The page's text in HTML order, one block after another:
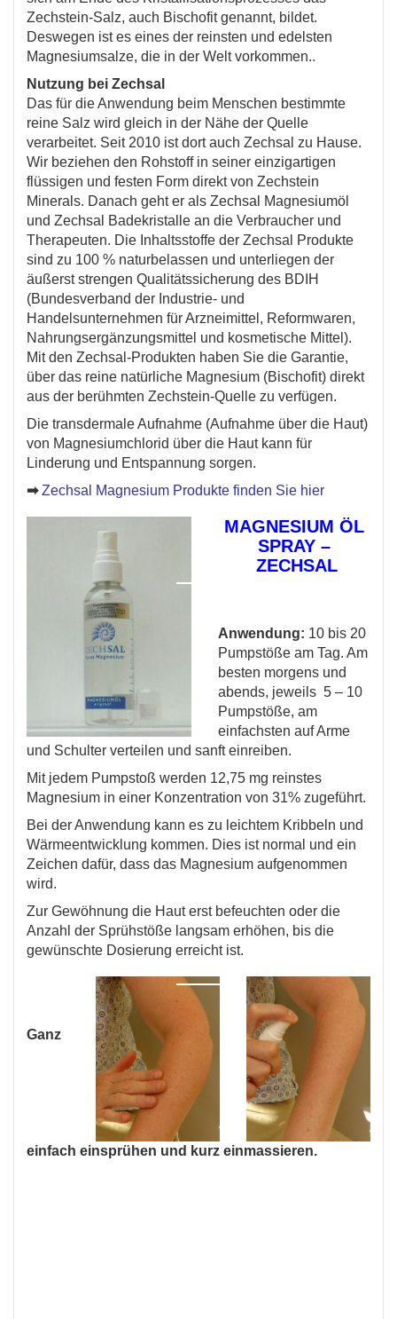
Zechstein-Salz, auch Bischofit genannt, bildet.
Deswegen ist es eines der reinsten und edelsten
Magnesiumsalze, die in der Welt vorkommen..
Nutzung bei Zechsal
Das für die Anwendung beim Menschen bestimmte
reine Salz wird gleich in der Nähe der Quelle
verarbeitet. Seit 2010 ist dort auch Zechsal zu Hause.
Wir beziehen den Rohstoff in seiner einzigartigen
flüssigen und festen Form direkt von Zechstein
Minerals. Danach geht er als Zechsal Magnesiumöl
und Zechsal Badekristalle an die Verbraucher und
Therapeuten. Die Inhaltsstoffe der Zechsal Produkte
sind zu 100 % naturbelassen und unterliegen der
äußerst strengen Qualitätssicherung des BDIH
(Bundesverband der Industrie- und
Handelsunternehmen für Arzneimittel, Reformwaren,
Nahrungsergänzungsmittel und kosmetische Mittel).
Mit den Zechsal-Produkten haben Sie die Garantie,
über das reine natürliche Magnesium (Bischofit) direkt
aus der berühmten Zechstein-Quelle zu verfügen.
Die transdermale Aufnahme (Aufnahme über die Haut)
von Magnesiumchlorid über die Haut kann für
Linderung und Entspannung sorgen.
➡Zechsal Magnesium Produkte finden Sie hier
MAGNESIUM ÖL
SPRAY –
ZECHSAL
Anwendung: 10 bis 20
Pumpstöße am Tag. Am
besten morgens und
abends, jeweils 5 – 10
Pumpstöße, am
einfachsten auf Arme
und Schulter verteilen und sanft einreiben.
Mit jedem Pumpstoß werden 12,75 mg reinstes
Magnesium in einer Konzentration von 31% zugeführt.
Bei der Anwendung kann es zu leichtem Kribbeln und
Wärmeentwicklung kommen. Dies ist normal und ein
Zeichen dafür, dass das Magnesium aufgenommen
wird.
Zur Gewöhnung die Haut erst befeuchten oder die
Anzahl der Sprühstöße langsam erhöhen, bis die
gewünschte Dosierung erreicht ist.
Ganz
einfach einsprühen und kurz einmassieren.